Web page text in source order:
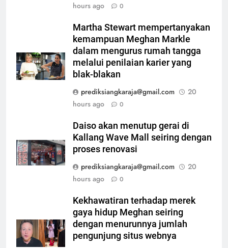
hours ago
0
Martha Stewart mempertanyakan
kemampuan Meghan Markle
dalam mengurus rumah tangga
melalui penilaian karier yang
blak-blakan
prediksiangkaraja@gmail.com
20
hours ago
0
Daiso akan menutup gerai di
Kallang Wave Mall seiring dengan
proses renovasi
prediksiangkaraja@gmail.com
20
hours ago
0
Kekhawatiran terhadap merek
gaya hidup Meghan seiring
dengan menurunnya jumlah
pengunjung situs webnya